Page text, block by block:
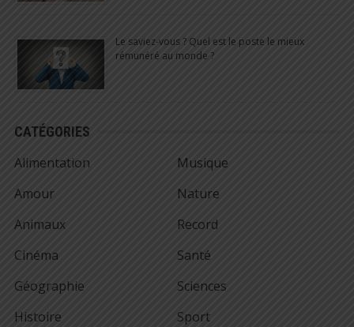
Le saviez-vous ? Quel est le poste le mieux
rémunéré au monde ?
CATÉGORIES
Alimentation
Amour
Animaux
Cinéma
Géographie
Histoire
Musique
Nature
Record
Santé
Sciences
Sport